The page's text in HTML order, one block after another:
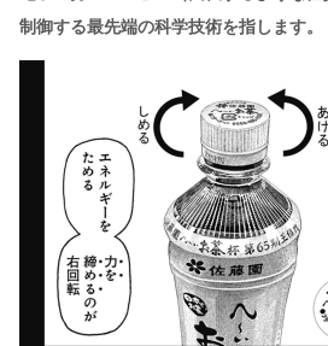
制御する最先端の科学技術を指します。